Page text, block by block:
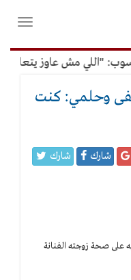
فتح
"اللي مش عاوز يتعلم
وحلمي: كنت
شارك شارك
على صحة زوجته الفنانة